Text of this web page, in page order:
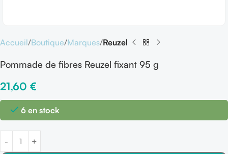
Accueil Boutique Marques Reuzel
Pommade de fibres Reuzel fixant 95 g
21,60 €
6 en stock